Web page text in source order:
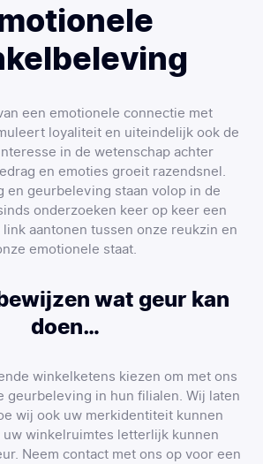
een emotionele connectie met
loyaliteit en uiteindelijk ook de
in de wetenschap achter
en emoties groeit razendsnel.
en geurbeleving staan volop in de
onderzoeken keer op keer een
aantonen tussen onze reukzin en
emotionele staat.
wat geur kan
doen…
winkelketens kiezen om met ons
geurbeleving in hun filialen. Wij laten
wij ook uw merkidentiteit kunnen
winkelruimtes letterlijk kunnen
Neem contact met ons op voor een